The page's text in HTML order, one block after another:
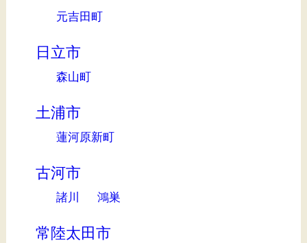
元吉田町
日立市
森山町
土浦市
蓮河原新町
古河市
諸川 鴻巣
常陸太田市